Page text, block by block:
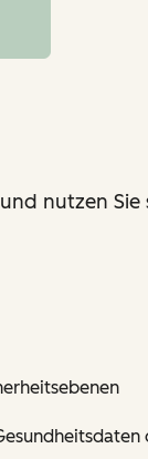
nutzen Sie